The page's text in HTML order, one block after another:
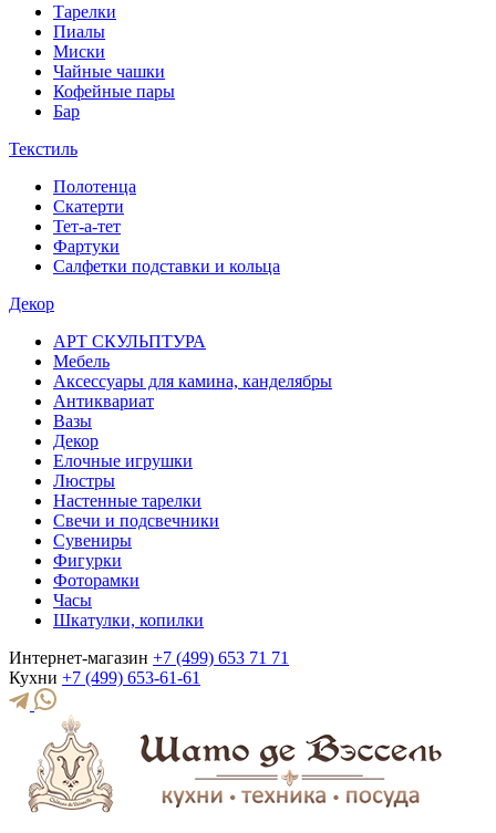
Тарелки
Пиалы
Миски
Чайные чашки
Кофейные пары
Бар
Текстиль
Полотенца
Скатерти
Тет-а-тет
Фартуки
Салфетки подставки и кольца
Декор
АРТ СКУЛЬПТУРА
Мебель
Аксессуары для камина, канделябры
Антиквариат
Вазы
Декор
Елочные игрушки
Люстры
Настенные тарелки
Свечи и подсвечники
Сувениры
Фигурки
Фоторамки
Часы
Шкатулки, копилки
Интернет-магазин +7 (499) 653 71 71
Кухни +7 (499) 653-61-61